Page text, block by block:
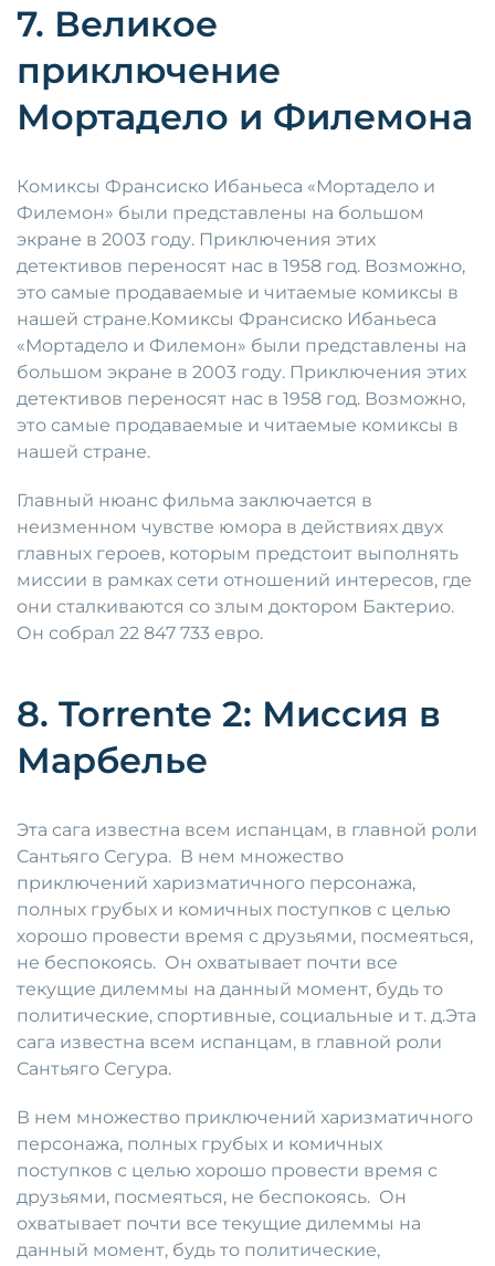
7. Великое
приключение
Мортадело и Филемона
Комиксы Франсиско Ибаньеса «Мортадело и
Филемон» были представлены на большом
экране в 2003 году. Приключения этих
детективов переносят нас в 1958 год. Возможно,
это самые продаваемые и читаемые комиксы в
нашей стране.Комиксы Франсиско Ибаньеса
«Мортадело и Филемон» были представлены на
большом экране в 2003 году. Приключения этих
детективов переносят нас в 1958 год. Возможно,
это самые продаваемые и читаемые комиксы в
нашей стране.
Главный нюанс фильма заключается в
неизменном чувстве юмора в действиях двух
главных героев, которым предстоит выполнять
миссии в рамках сети отношений интересов, где
они сталкиваются со злым доктором Бактерио.
Он собрал 22 847 733 евро.
8. Torrente 2: Миссия в
Марбелье
Эта сага известна всем испанцам, в главной роли
Сантьяго Сегура. В нем множество
приключений харизматичного персонажа,
полных грубых и комичных поступков с целью
хорошо провести время с друзьями, посмеяться,
не беспокоясь. Он охватывает почти все
текущие дилеммы на данный момент, будь то
политические, спортивные, социальные и т. д.Эта
сага известна всем испанцам, в главной роли
Сантьяго Сегура.
В нем множество приключений харизматичного
персонажа, полных грубых и комичных
поступков с целью хорошо провести время с
друзьями, посмеяться, не беспокоясь. Он
охватывает почти все текущие дилеммы на
данный момент, будь то политические,